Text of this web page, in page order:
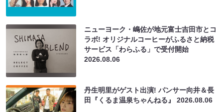
ニューヨーク・嶋佐が地元富士吉田市とコ
ラボ! オリジナルコーヒーがふるさと納税
サービス「わらふる」で受付開始
2026.08.06
丹生明里がゲスト出演! パンサー向井＆長
田『くるま温泉ちゃんねる』2026.08.06